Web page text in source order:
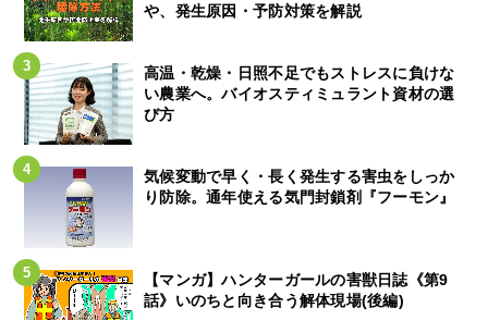
や、発生原因・予防対策を解説
高温・乾燥・日照不足でもストレスに負けな
い農業へ。バイオスティミュラント資材の選
び方
気候変動で早く・長く発生する害虫をしっか
り防除。通年使える気門封鎖剤『フーモン』
【マンガ】ハンターガールの害獣日誌《第9
話》いのちと向き合う解体現場(後編)